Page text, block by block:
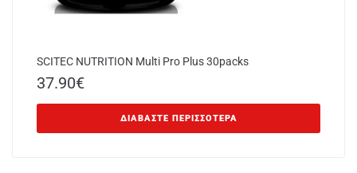
SCITEC NUTRITION Multi Pro Plus 30packs
37.90€
ΔΙΑΒΆΣΤΕ ΠΕΡΙΣΣΌΤΕΡΑ